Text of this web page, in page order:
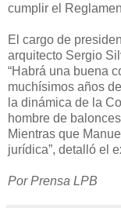
cumplir el
El cargo de
arquitecto Sergio
“Habrá una buena
muchísimos años
la dinámica de la
hombre de
Mientras que
jurídica”, detalló el
Por Prensa LPB